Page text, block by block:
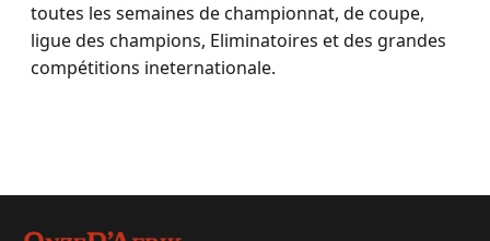
toutes les semaines de championnat, de coupe,
ligue des champions, Eliminatoires et des grandes
compétitions ineternationale.